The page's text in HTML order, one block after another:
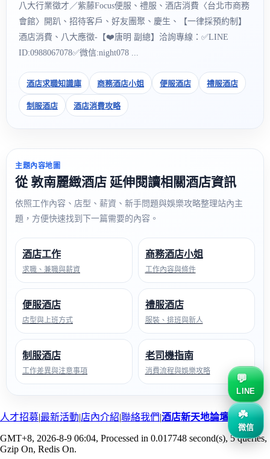
八大行業徵才／紫藤Focus便服、禮服、酒店消費〈台北市商務
會館〉開趴、招待客戶、好友團聚、慶生、【一律採預約制】
酒店消費、八大應徵-【❤️唐明 副總】洽詢專線：✅LINE
ID:0988067078✅微信:night078 ...
酒店求職知識庫 商務酒店小姐 便服酒店 禮服酒店
制服酒店 酒店消費攻略
主題內容地圖
從 敦南麗緻酒店 延伸閱讀相關酒店資訊
依照工作內容、店型、薪資、新手問題與娛樂攻略整理站內主
題，方便快速找到下一篇需要的內容。
酒店工作
求職、兼職與薪資
商務酒店小姐
工作內容與條件
便服酒店
店型與上班方式
禮服酒店
服裝、排班與新人
制服酒店
工作差異與注意事項
老司機指南
消費流程與娛樂攻略
人才招募|最新活動|店內介紹|聯絡我們|酒店新天地論壇
GMT+8, 2026-8-9 06:04, Processed in 0.017748 second(s), 5 queries,
Gzip On, Redis On.
LINE
微信